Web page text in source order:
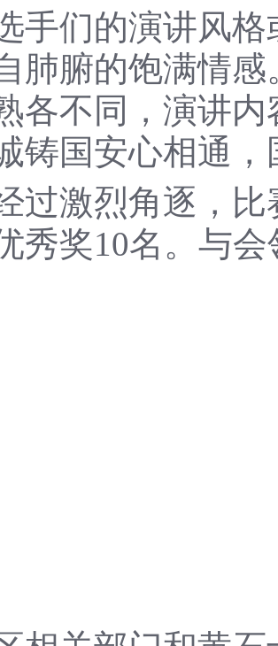
们的演讲风格
肺腑的饱满情
各不同，演讲
铸国安心相通
激烈角逐，比
秀奖10名。与